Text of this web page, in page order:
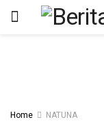
Home NATUNA